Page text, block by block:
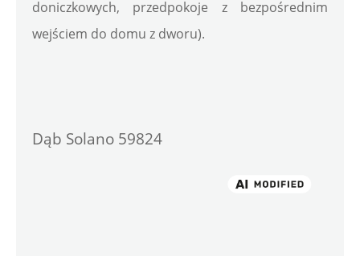
doniczkowych, przedpokoje z bezpośrednim
wejściem do domu z dworu).
Dąb Solano 59824